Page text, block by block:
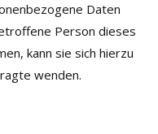
Daten
Person dieses
kann sie sich hierzu
wenden.